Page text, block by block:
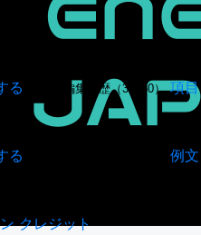
る 項目の編集履歴（34950） 項目
る
例文
ンクレジット